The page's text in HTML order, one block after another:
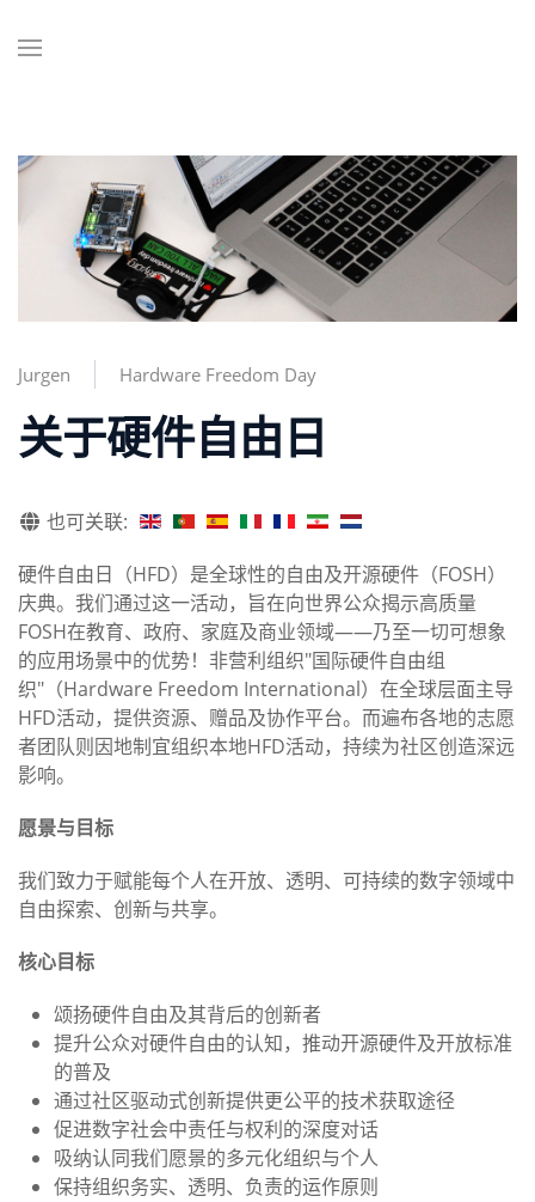
Jurgen Hardware Freedom Day
关于硬件自由日
也可关联:
硬件自由日（HFD）是全球性的自由及开源硬件（FOSH）
庆典。我们通过这一活动，旨在向世界公众揭示高质量
FOSH在教育、政府、家庭及商业领域——乃至一切可想象
的应用场景中的优势！非营利组织"国际硬件自由组
织"（Hardware Freedom International）在全球层面主导
HFD活动，提供资源、赠品及协作平台。而遍布各地的志愿
者团队则因地制宜组织本地HFD活动，持续为社区创造深远
影响。
愿景与目标
我们致力于赋能每个人在开放、透明、可持续的数字领域中
自由探索、创新与共享。
核心目标
颂扬硬件自由及其背后的创新者
提升公众对硬件自由的认知，推动开源硬件及开放标准
的普及
通过社区驱动式创新提供更公平的技术获取途径
促进数字社会中责任与权利的深度对话
吸纳认同我们愿景的多元化组织与个人
保持组织务实、透明、负责的运作原则